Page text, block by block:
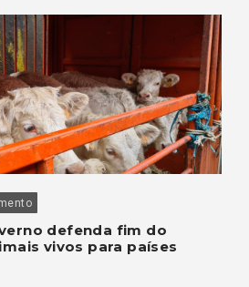
defenda fim do
vivos para países